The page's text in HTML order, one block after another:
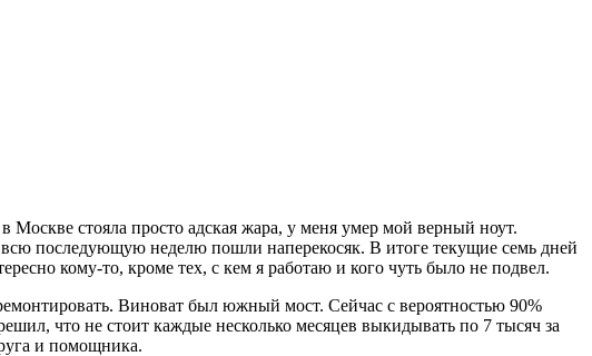
Москве стояла просто адская жара, у меня умер мой верный ноут.
всю последующую неделю пошли наперекосяк. В итоге текущие семь дней
кому-то, кроме тех, с кем я работаю и кого чуть было не подвел.
Виноват был южный мост. Сейчас с вероятностью 90%
что не стоит каждые несколько месяцев выкидывать по 7 тысяч за
и помощника.